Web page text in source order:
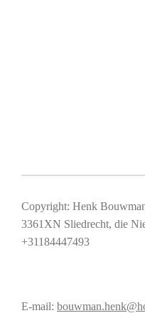
Copyright: Henk
3361XN Sliedrecht, die
E-mail: